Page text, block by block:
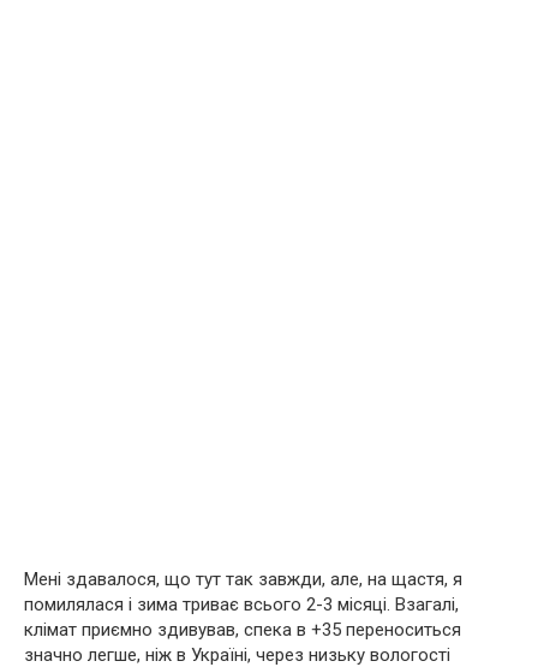
Мені здавалося, що тут так завжди, але, на щастя, я
помилялася і зима триває всього 2-3 місяці. Взагалі,
клімат приємно здивував, спека в +35 переноситься
значно легше, ніж в Україні, через низьку вологості